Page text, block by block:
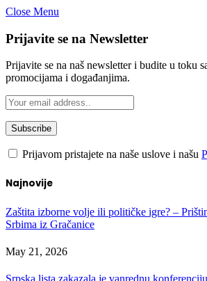
Close Menu
Prijavite se na Newsletter
Prijavite se na naš newsletter i budite u toku
promocijama i događanjima.
Prijavom pristajete na naše uslove i našu
Najnovije
Zaštita izborne volje ili političke igre? –
Srbima iz Gračanice
May 21, 2026